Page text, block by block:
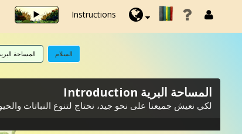
Instructions
المساحة السلام
المساحة البرية Introduction
لكي نعيش جميعنا على نحو جيد، نحتاج لتنوع النباتات